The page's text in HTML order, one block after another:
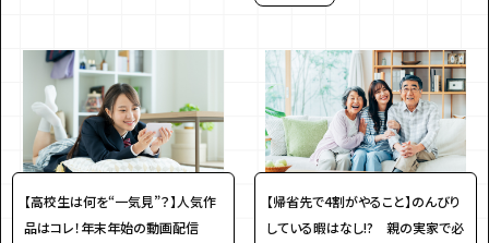
【高校生は何を“一気見”？】人気作
品はコレ！年末年始の動画配信
【帰省先で4割がやること】のんびり
している暇はなし!? 親の実家で必